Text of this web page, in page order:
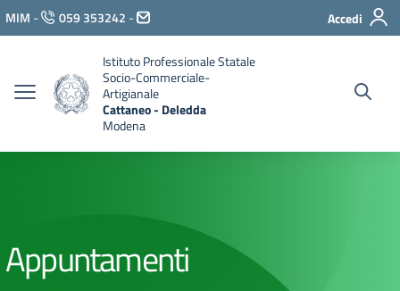
Vai ai contenuti
Vai al menu di navigazione
Vai al footer
MIM - 059 353242 - Accedi
Istituto Professionale Statale
Socio-Commerciale-
Artigianale
Cattaneo - Deledda
Modena
Appuntamenti